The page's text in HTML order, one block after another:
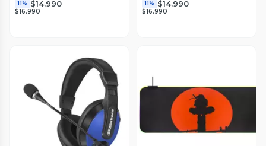
11% $14.990
$16.990
11% $14.990
$16.990